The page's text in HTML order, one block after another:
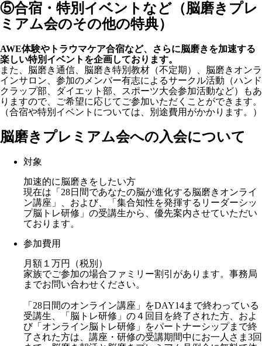
⑤合宿・特別イベントなど（脳磨きプレ
ミアム会のその他の特典）
AWE体験やトラウマケア合宿など、さらに脳磨きを加速する
楽しい特別イベントを企画しております。
また、脳磨き通信、脳磨き特別教材（不定期）、脳磨きオンラ
インサロン、参加のメンバー有志によるサークル活動（ハンド
クラップ部、ダイエット部、スポーツ大会参加活動など）もあ
りますので、ご希望に応じてご参加いただくことができます。
（合宿や特別イベントについては、別途費用がかかります。）
脳磨きプレミアム会への入会について
対象
加速的に脳磨きをしたい方
現在は「28日間であなたの脳が進化する脳磨きオンライ
ン講座」、および、「集合知性を発揮するリーダーシッ
プ脳トレ研修」の受講生から、優先案内させていただい
ております。
参加費用
月額１万円（税別）
家族でご参加の場合ファミリー割引があります。事務局
までお問い合わせください。
「28日間のオンライン講座」をDAY14まで終わっている
受講生、「脳トレ研修」の４回目を終了された方、およ
び「オンライン脳トレ研修」をパートナーシップまで終
了された方は、講座・研修の受講期間中にお一人さま3回